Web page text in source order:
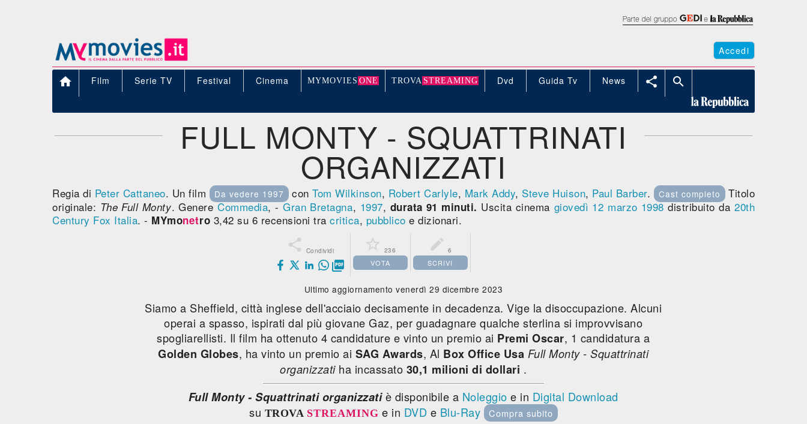
Accedi
 Film Serie TV Festival Cinema MYMOVIE S ONE TROVA STREAMING Dvd Guida Tv News  
FULL MONTY - SQUATTRINATI
ORGANIZZATI
Regia di Peter Cattaneo. Un film Da vedere 1997 con Tom Wilkinson, Robert Carlyle, Mark Addy, Steve Huison, Paul Barber. Cast completo Titolo
originale: The Full Monty. GenereCommedia, -Gran Bretagna, 1997, durata 91 minuti. Uscita cinema giovedì 12 marzo 1998distribuito da 20th
Century Fox Italia. - MYmonetro 3,42 su 6 recensioni tra critica, pubblico e dizionari.
 Condividi

 236
VOTA
 6
SCRIVI
Ultimo aggiornamento venerdì 29 dicembre 2023
Siamo a Sheffield, città inglese dell'acciaio decisamente in decadenza. Vige la disoccupazione. Alcuni
operai a spasso, ispirati dal più giovane Gaz, per guadagnare qualche sterlina si improvvisano
spogliarellisti. Il film ha ottenuto 4 candidature e vinto un premio ai Premi Oscar, 1 candidatura a
Golden Globes, ha vinto un premio ai SAG Awards, Al Box Office Usa Full Monty - Squattrinati
organizzatiha incassato 30,1 milioni di dollari .
Full Monty - Squattrinati organizzatiè disponibile a Noleggio e in Digital Download
su TROVA STREAMING e in DVD e Blu-Ray Compra subito